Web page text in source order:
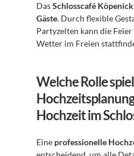
Das Schlosscafé Köpenick
Gäste. Durch flexible
Partyzelten kann die
Wetter im Freien
Welche Rolle
Hochzeit im
Eine professionelle